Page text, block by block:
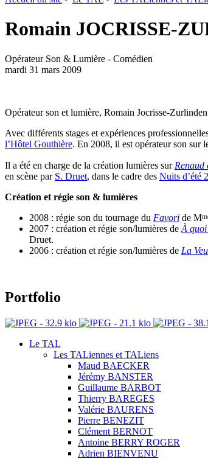
Romain JOCRISSE-
Opérateur Son & Lumière - Comédien
mardi 31 mars 2009
Opérateur son et lumière, Romain Jocrisse-
Avec différents stages et expériences
l’Hôtel Gouthière. En 2008, il est opérateur son sur
Il a été en charge de la création lumières sur Renaud
en scène par S. Druet, dans le cadre des Nuits d’été
Création et régie son & lumières
2008 : régie son du tournage du Favori de M
2007 : création et régie son/lumières de À quoi
Druet.
2006 : création et régie son/lumières de La
Portfolio
Le TAL
Les TALiennes et TALiens
Maud BAECKER
Jérémy BANSTER
Guillaume BARBOT
Thierry BAREGES
Valérie BAURENS
Pierre BENEZIT
Clément BERNOT
Antoine BERRY ROGER
Adrien BIENVENU